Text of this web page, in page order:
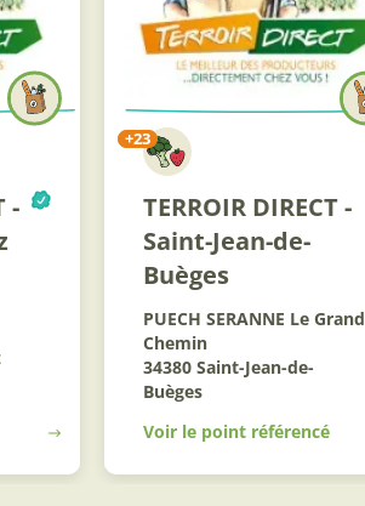
-
+23
TERROIR DIRECT -
Saint-Jean-de-
Buèges
PUECH SERANNE Le Grand
Chemin
34380 Saint-Jean-de-
Buèges
Voir le point référencé